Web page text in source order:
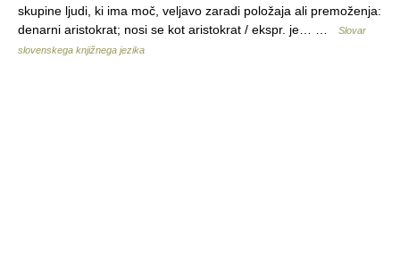
skupine ljudi, ki ima moč, veljavo zaradi položaja ali premoženja:
denarni aristokrat; nosi se kot aristokrat / ekspr. je… …
Slovar
slovenskega knjižnega jezika